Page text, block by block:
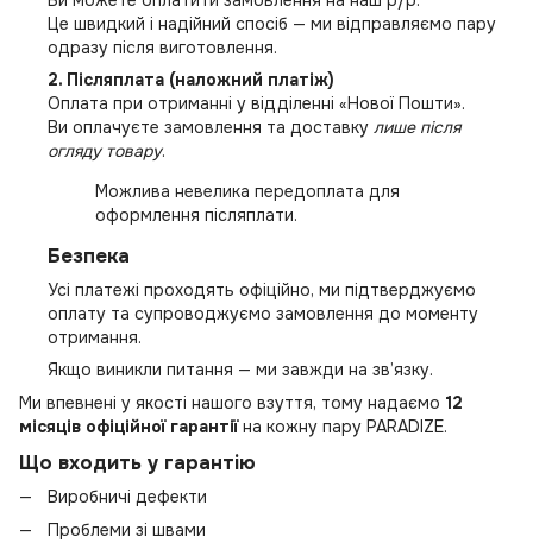
Це швидкий і надійний спосіб — ми відправляємо пару
одразу після виготовлення.
2. Післяплата (наложний платіж)
Оплата при отриманні у відділенні «Нової Пошти».
Ви оплачуєте замовлення та доставку лише після
огляду товару.
Можлива невелика передоплата для
оформлення післяплати.
Безпека
Усі платежі проходять офіційно, ми підтверджуємо
оплату та супроводжуємо замовлення до моменту
отримання.
Якщо виникли питання — ми завжди на зв’язку.
Ми впевнені у якості нашого взуття, тому надаємо 12
місяців офіційної гарантіїна кожну пару PARADIZE.
Що входить у гарантію
Виробничі дефекти
Проблеми зі швами